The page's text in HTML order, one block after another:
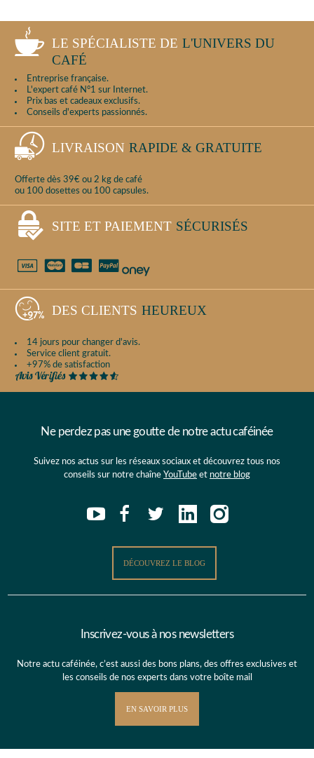
LE SPÉCIALISTE DE L'UNIVERS DU
CAFÉ
Entreprise française.
L'expert café N°1 sur Internet.
Prix bas et cadeaux exclusifs.
Conseils d'experts passionnés.
LIVRAISON RAPIDE & GRATUITE
Offerte dès 39€ ou 2 kg de café
ou 100 dosettes ou 100 capsules.
SITE ET PAIEMENT SÉCURISÉS
DES CLIENTS HEUREUX
14 jours pour changer d'avis.
Service client gratuit.
+97% de satisfaction
Ne perdez pas une goutte de notre actu caféinée
Suivez nos actus sur les réseaux sociaux et découvrez tous nos
conseils sur notre chaîne YouTube et notre blog
DÉCOUVREZ LE BLOG
Inscrivez-vous à nos newsletters
Notre actu caféinée, c’est aussi des bons plans, des offres exclusives et
les conseils de nos experts dans votre boîte mail
EN SAVOIR PLUS